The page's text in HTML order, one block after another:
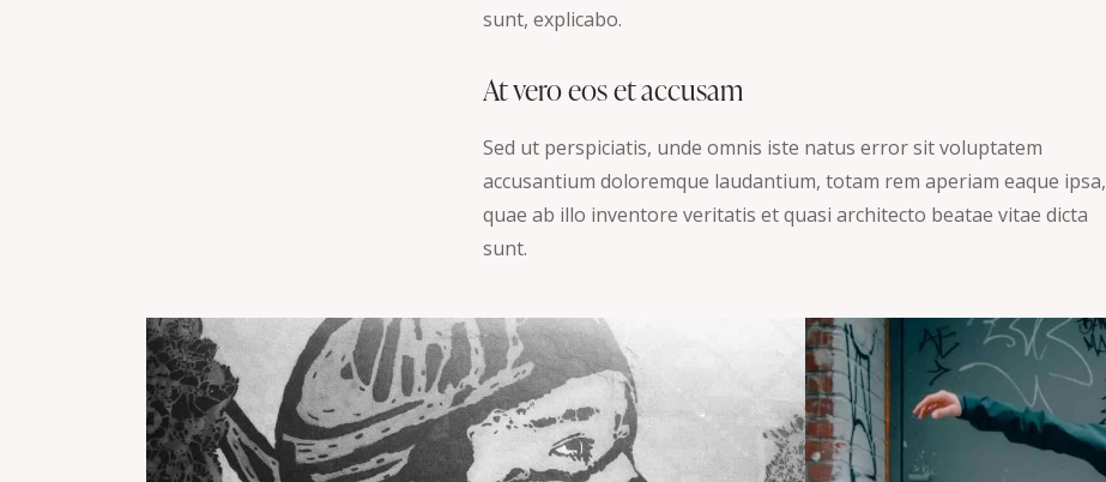
sunt, explicabo.
At vero eos et accusam
Sed ut perspiciatis, unde omnis iste natus error sit voluptatem
accusantium doloremque laudantium, totam rem aperiam eaque ipsa,
quae ab illo inventore veritatis et quasi architecto beatae vitae dicta
sunt.